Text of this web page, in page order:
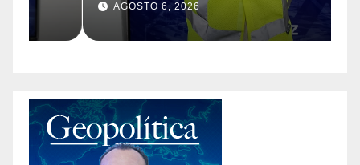
cocaína; era buscado con
dos ordenes de aprehensión
AGOSTO 6, 2026